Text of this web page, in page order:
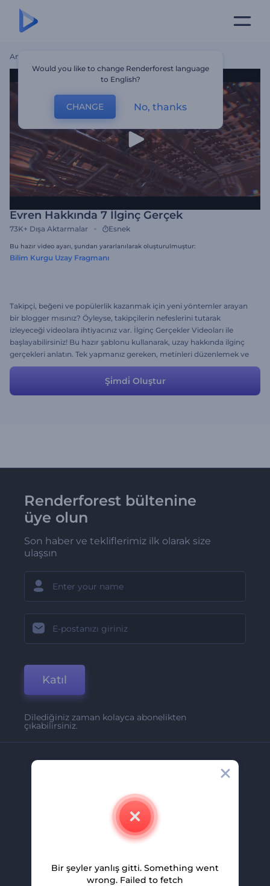
Ana Sayfa
Evren Hakkında 7 İlginç Gerçek
73K+ Dışa Aktarmalar Esnek
Bu hazır video ayarı, şundan yararlanılarak oluşturulmuştur:
Bilim Kurgu Uzay Fragmanı
Takipçi, beğeni ve popülerlik kazanmak için yeni yöntemler arayan
bir blogger mısınız? Öyleyse, takipçilerin nefeslerini tutarak
izleyeceği videolara ihtiyacınız var. İlginç Gerçekler Videoları ile
başlayabilirsiniz! Bu hazır şablonu kullanarak, uzay hakkında ilginç
gerçekleri anlatın. Tek yapmanız gereken, metinleri düzenlemek ve
şablonu kişiselleştirmek.
Şi̇mdi̇ Oluştur
Renderforest bültenine
üye olun
Son haber ve tekliflerimiz ilk olarak size
ulaşsın
Katıl
Dilediğiniz zaman kolayca abonelikten
çıkabilirsiniz.
İletişim
Kariyer
Ortaklık Programı
Would you like to change Renderforest language
to English?
CHANGE No, thanks
Bir şeyler yanlış gitti. Something went
wrong. Failed to fetch